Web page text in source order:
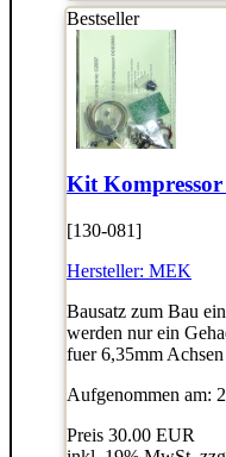
Bestseller
Kit
[130-081]
Hersteller: MEK
Bausatz zum Bau
werden nur ein
fuer 6,35mm
Aufgenommen am:
Preis 30.00 EUR